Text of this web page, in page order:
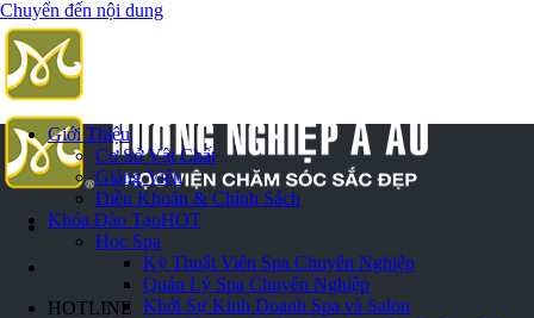
Chuyển đến nội dung
HOTLINE
Giới Thiệu
Cơ Sở Vật Chất
Giảng Viên
Điều Khoản & Chính Sách
Khóa Đào TạoHOT
Học Spa
Kỹ Thuật Viên Spa Chuyên Nghiệp
Quản Lý Spa Chuyên Nghiệp
Khởi Sự Kinh Doanh Spa và Salon